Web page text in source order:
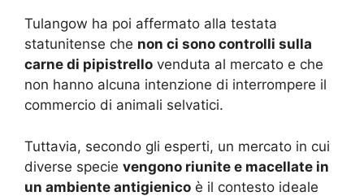
Tulangow ha poi affermato alla testata
statunitense che non ci sono controlli sulla
carne di pipistrello venduta al mercato e che
non hanno alcuna intenzione di interrompere il
commercio di animali selvatici.
Tuttavia, secondo gli esperti, un mercato in cui
diverse specie vengono riunite e macellate in
un ambiente antigienico è il contesto ideale